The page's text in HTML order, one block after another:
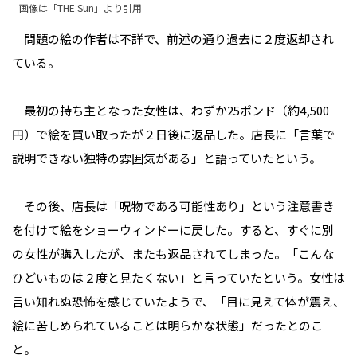
画像は「THE Sun 」より引用
問題の絵の作者は不詳で、前述の通り過去に２度返却され
ている。
最初の持ち主となった女性は、わずか25ポンド（約4,500
円）で絵を買い取ったが２日後に返品した。店長に「言葉で
説明できない独特の雰囲気がある」と語っていたという。
その後、店長は「呪物である可能性あり」という注意書き
を付けて絵をショーウィンドーに戻した。すると、すぐに別
の女性が購入したが、またも返品されてしまった。「こんな
ひどいものは２度と見たくない」と言っていたという。女性は
言い知れぬ恐怖を感じていたようで、「目に見えて体が震え、
絵に苦しめられていることは明らかな状態」だったとのこ
と。